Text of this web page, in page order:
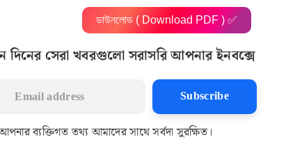
ডাউনলোড ( Download PDF ) ✅
দিনের সেরা খবরগুলো সরাসরি আপনার ইনবক্সে
Subscribe
ব্যক্তিগত তথ্য আমাদের সাথে সর্বদা সুরক্ষিত।